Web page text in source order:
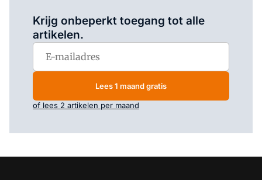
Krijg onbeperkt toegang tot alle
artikelen.
Lees 1 maand gratis
of lees 2 artikelen per maand